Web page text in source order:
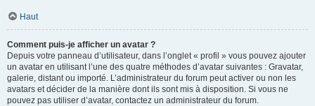
Haut
Comment puis-je afficher un avatar ?
Depuis votre panneau d’utilisateur, dans l’onglet « profil » vous pouvez ajouter
un avatar en utilisant l’une des quatre méthodes d’avatar suivantes : Gravatar,
galerie, distant ou importé. L’administrateur du forum peut activer ou non les
avatars et décider de la manière dont ils sont mis à disposition. Si vous ne
pouvez pas utiliser d’avatar, contactez un administrateur du forum.